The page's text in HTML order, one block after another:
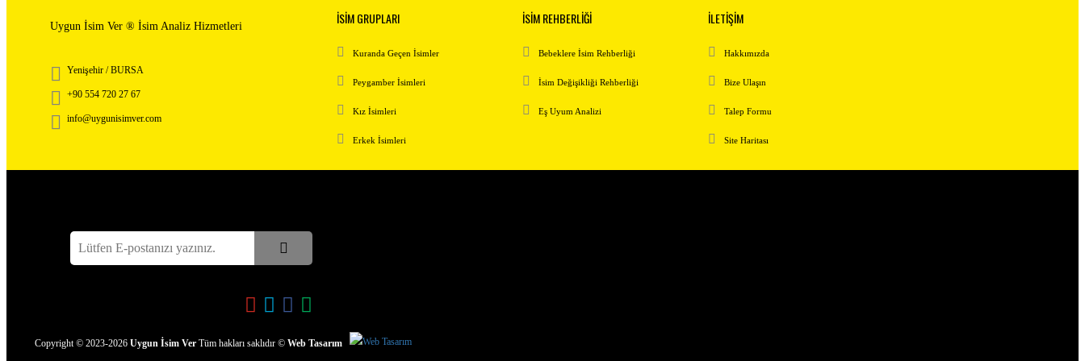
Uygun İsim Ver ® İsim Analiz Hizmetleri
Yenişehir / BURSA
+90 554 720 27 67
info@uygunisimver.com
İSİM GRUPLARI
Kuranda Geçen İsimler
Peygamber İsimleri
Kız İsimleri
Erkek İsimleri
İSİM REHBERLİĞİ
Bebeklere İsim Rehberliği
İsim Değişikliği Rehberliği
Eş Uyum Analizi
İLETİŞİM
Hakkımızda
Bize Ulaşın
Talep Formu
Site Haritası
Copyright© 2023-2026 Uygun İsim Ver Tüm hakları saklıdır © Web Tasarım